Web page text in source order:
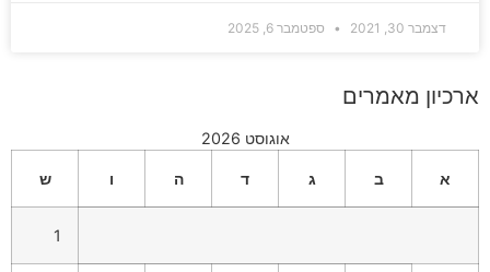
דצמבר 30, 2021 ספטמבר 6, 2025
ארכיון מאמרים
אוגוסט 2026
א ב ג ד ה ו ש
1